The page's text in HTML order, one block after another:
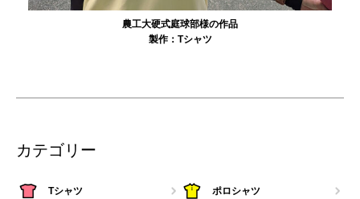
農工大硬式庭球部様の作品
製作： Tシャツ
カテゴリー
Tシャツ ポロシャツ